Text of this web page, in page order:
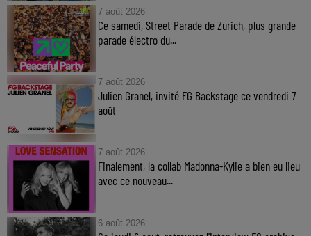
7 août 2026
Ce samedi, Street Parade de Zurich, plus grande
parade électro du...
7 août 2026
Julien Granel, invité FG Backstage ce vendredi 7
août
7 août 2026
Finalement, la collab Madonna-Kylie a bien eu lieu
avec ce nouveau...
6 août 2026